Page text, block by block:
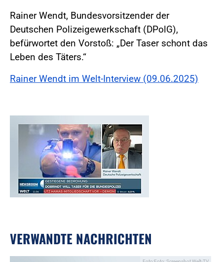
Rainer Wendt, Bundesvorsitzender der
Deutschen Polizeigewerkschaft (DPolG),
befürwortet den Vorstoß: „Der Taser schont das
Leben des Täters.“
Rainer Wendt im Welt-Interview (09.06.2025)
VERWANDTE NACHRICHTEN